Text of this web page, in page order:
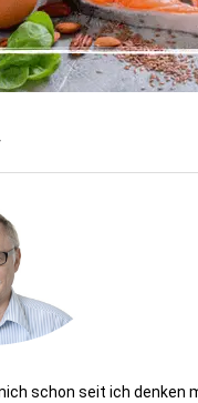
schon seit ich denken